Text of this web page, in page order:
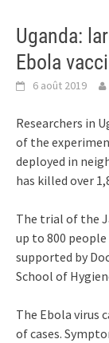
Uganda:
Ebola
6 août 2019
Researchers in
of the
deployed in
has killed over
The trial of the
up to 800
supported by
School of
The Ebola virus
of cases.